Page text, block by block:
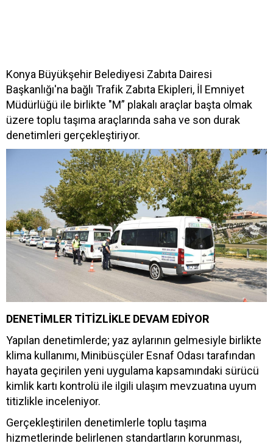
Konya Büyükşehir Belediyesi Zabıta Dairesi
Başkanlığı'na bağlı Trafik Zabıta Ekipleri, İl Emniyet
Müdürlüğü ile birlikte "M” plakalı araçlar başta olmak
üzere toplu taşıma araçlarında saha ve son durak
denetimleri gerçekleştiriyor.
DENETİMLER TİTİZLİKLE DEVAM EDİYOR
Yapılan denetimlerde; yaz aylarının gelmesiyle birlikte
klima kullanımı, Minibüsçüler Esnaf Odası tarafından
hayata geçirilen yeni uygulama kapsamındaki sürücü
kimlik kartı kontrolü ile ilgili ulaşım mevzuatına uyum
titizlikle inceleniyor.
Gerçekleştirilen denetimlerle toplu taşıma
hizmetlerinde belirlenen standartların korunması,